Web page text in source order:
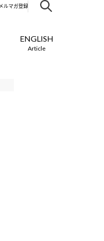
ENGLISH
Article